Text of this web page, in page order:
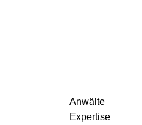
Associate
Christine
Anwälte
Expertise